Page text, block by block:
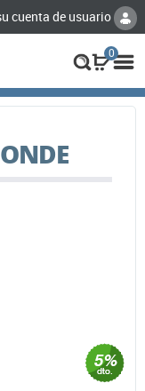
cuenta de usuario
0